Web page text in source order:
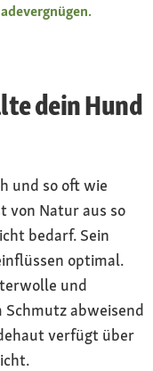
dein Hund
und so oft wie
von Natur aus so
bedarf. Sein
optimal.
und
abweisend
verfügt über